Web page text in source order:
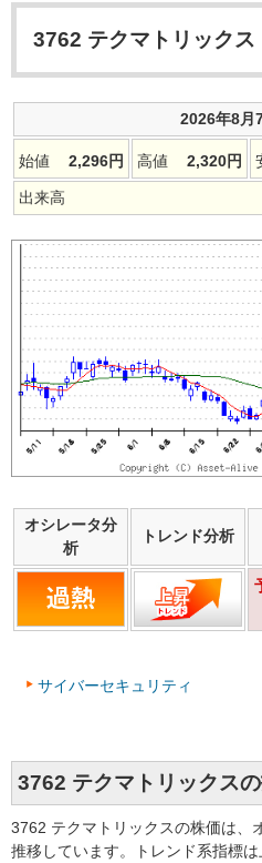
3762 テクマトリックス
2026年8月
始値 2,296円 高値 2,320円
出来高
オシレータ分
析
トレンド分析
サイバーセキュリティ
3762 テクマトリックス
3762 テクマトリックスの株価は、
推移しています。トレンド系指標